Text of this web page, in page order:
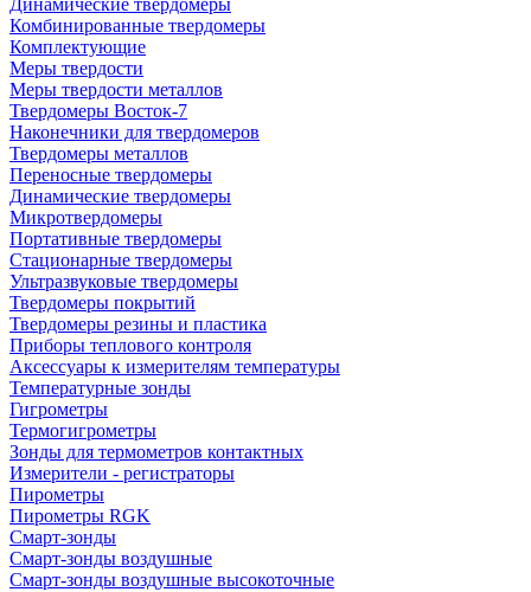
Динамические твердомеры
Комбинированные твердомеры
Комплектующие
Меры твердости
Меры твердости металлов
Твердомеры Восток-7
Наконечники для твердомеров
Твердомеры металлов
Переносные твердомеры
Динамические твердомеры
Микротвердомеры
Портативные твердомеры
Стационарные твердомеры
Ультразвуковые твердомеры
Твердомеры покрытий
Твердомеры резины и пластика
Приборы теплового контроля
Аксессуары к измерителям температуры
Температурные зонды
Гигрометры
Термогигрометры
Зонды для термометров контактных
Измерители - регистраторы
Пирометры
Пирометры RGK
Смарт-зонды
Смарт-зонды воздушные
Смарт-зонды воздушные высокоточные